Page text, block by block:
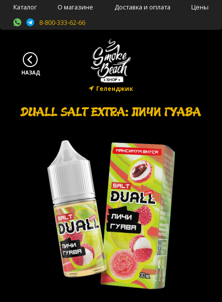
Каталог О магазине Доставка и оплата
Цены
8-800-333-62-66
Геленджик
DUALL SALT EXTRA: ЛИЧИ ГУАВА